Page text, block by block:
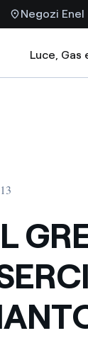
Negozi Enel
Luce, Gas